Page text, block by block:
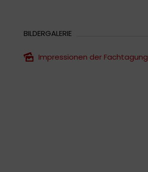
BILDERGALERIE
Impressionen der Fachtagung